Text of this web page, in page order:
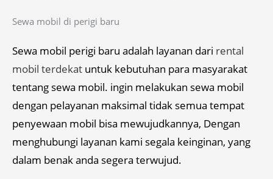
Sewa mobil di perigi baru
Sewa mobil perigi baru adalah layanan dari rental
mobil terdekat untuk kebutuhan para masyarakat
tentang sewa mobil. ingin melakukan sewa mobil
dengan pelayanan maksimal tidak semua tempat
penyewaan mobil bisa mewujudkannya, Dengan
menghubungi layanan kami segala keinginan, yang
dalam benak anda segera terwujud.